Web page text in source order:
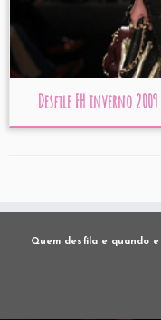
Desfile FH inverno 2009
Quem desfila e quando